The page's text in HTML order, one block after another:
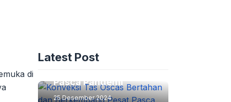
di
Latest Post
Bertahan dan
Pasca Pandemi
25 Desember 2024